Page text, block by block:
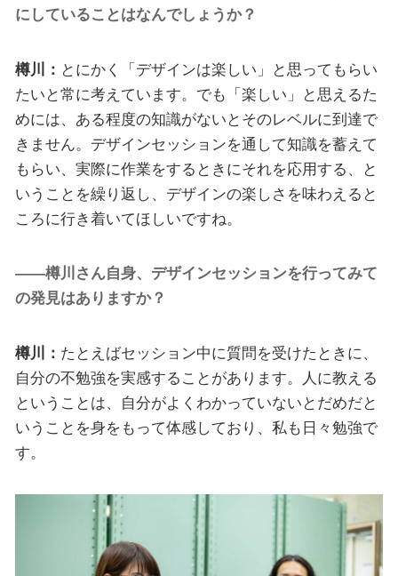
にしていることはなんでしょうか？
樽川： とにかく「デザインは楽しい」と思ってもらい
たいと常に考えています。でも「楽しい」と思えるた
めには、ある程度の知識がないとそのレベルに到達で
きません。デザインセッションを通して知識を蓄えて
もらい、実際に作業をするときにそれを応用する、と
いうことを繰り返し、デザインの楽しさを味わえると
ころに行き着いてほしいですね。
――樽川さん自身、デザインセッションを行ってみて
の発見はありますか？
樽川： たとえばセッション中に質問を受けたときに、
自分の不勉強を実感することがあります。人に教える
ということは、自分がよくわかっていないとだめだと
いうことを身をもって体感しており、私も日々勉強で
す。